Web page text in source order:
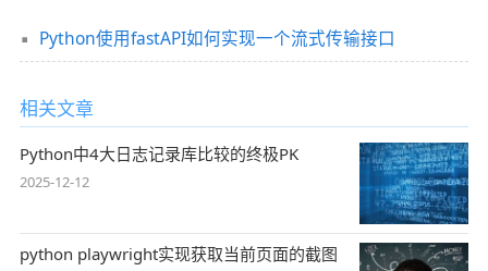
Python使用fastAPI如何实现一个流式传输接口
相关文章
Python中4大日志记录库比较的终极PK
2025-12-12
python playwright实现获取当前页面的截图